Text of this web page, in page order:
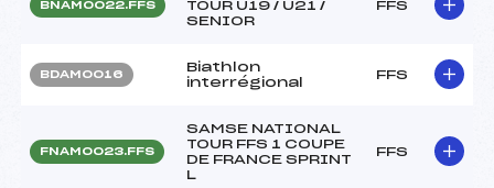
BNAM0022.FFS
TOUR U19 / U21 /
SENIOR
FFS
BDAM0016
Biathlon
interrégional
FFS
FNAM0023.FFS
SAMSE NATIONAL
TOUR FFS 1 COUPE
DE FRANCE SPRINT
L
FFS